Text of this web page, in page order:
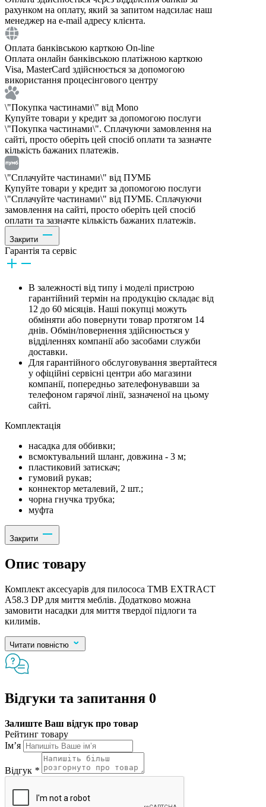
рахунком на оплату, який за запитом надсилає наш
менеджер на e-mail адресу клієнта.
Оплата банківською карткою On-line
Оплата онлайн банківською платіжною карткою
Visa, MasterCard здійснюється за допомогою
використання процесінгового центру
\"Покупка частинами\" від Mono
Купуйте товари у кредит за допомогою послуги
\"Покупка частинами\". Сплачуючи замовлення на
сайті, просто оберіть цей спосіб оплати та зазначте
кількість бажаних платежів.
\"Сплачуйте частинами\" від ПУМБ
Купуйте товари у кредит за допомогою послуги
\"Сплачуйте частинами\" від ПУМБ. Сплачуючи
замовлення на сайті, просто оберіть цей спосіб
оплати та зазначте кількість бажаних платежів.
Закрити
Гарантія та сервіс
В залежності від типу і моделі пристрою
гарантійний термін на продукцію складає від
12 до 60 місяців. Наші покупці можуть
обміняти або повернути товар протягом 14
днів. Обмін/повернення здійснюється у
відділеннях компанії або засобами служби
доставки.
Для гарантійного обслуговування звертайтеся
у офіційні сервісні центри або магазини
компанії, попередньо зателефонувавши за
телефоном гарячої лінії, зазначеної на цьому
сайті.
Комплектацiя
насадка для оббивки;
всмоктувальний шланг, довжина - 3 м;
пластиковий затискач;
гумовий рукав;
коннектор металевий, 2 шт.;
чорна гнучка трубка;
муфта
Закрити
Опис товару
Комплект аксесуарів для пилососа TMB EXTRACT
A58.3 DP для миття меблів. Додатково можна
замовити насадки для миття твердої підлоги та
килимів.
Читати повністю
Відгуки та запитання 0
Залиште Ваш відгук про товар
Рейтинг товару
Ім’я
Відгук *